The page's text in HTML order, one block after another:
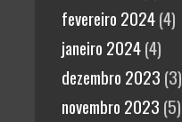
fevereiro 2024(4)
janeiro 2024(4)
dezembro 2023 (3)
novembro 2023 (5)